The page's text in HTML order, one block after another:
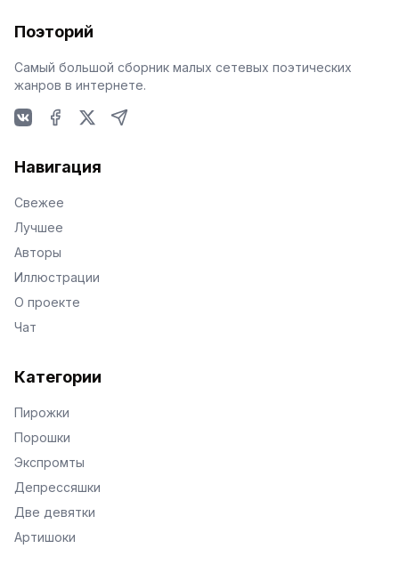
Поэторий
Самый большой сборник малых сетевых поэтических
жанров в интернете.
Навигация
Свежее
Лучшее
Авторы
Иллюстрации
О проекте
Чат
Категории
Пирожки
Порошки
Экспромты
Депрессяшки
Две девятки
Артишоки